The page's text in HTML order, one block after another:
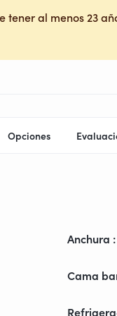
tener al menos 23
Opciones
Anchura
Cama